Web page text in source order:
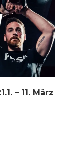
– 11. März